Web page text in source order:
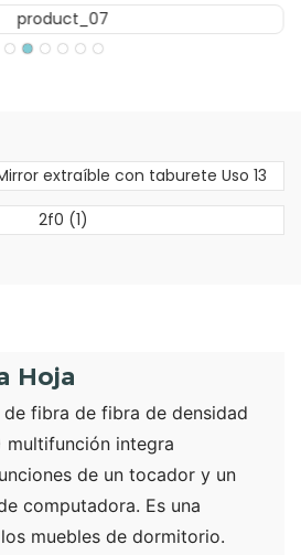
Hoja
de fibra de fibra de densidad
multifunción integra
de un tocador y un
computadora. Es una
muebles de dormitorio.